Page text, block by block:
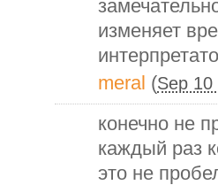
изменяет
meral (Sep 10
конечно не
каждый раз
это не